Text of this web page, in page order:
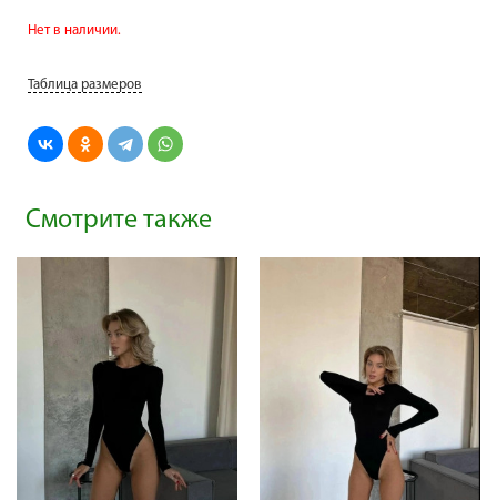
Нет в наличии.
Таблица размеров
Смотрите также